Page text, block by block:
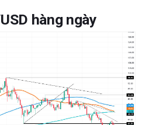
hàng ngày